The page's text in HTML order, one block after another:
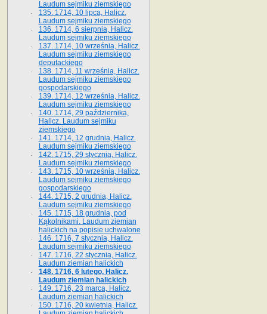
Laudum sejmiku ziemskiego
135. 1714, 10 lipca, Halicz.
Laudum sejmiku ziemskiego
136. 1714, 6 sierpnia, Halicz.
Laudum sejmiku ziemskiego
137. 1714, 10 września, Halicz.
Laudum sejmiku ziemskiego
deputackiego
138. 1714, 11 września, Halicz.
Laudum sejmiku ziemskiego
gospodarskiego
139. 1714, 12 września, Halicz.
Laudum sejmiku ziemskiego
140. 1714, 29 października,
Halicz. Laudum sejmiku
ziemskiego
141. 1714, 12 grudnia, Halicz.
Laudum sejmiku ziemskiego
142. 1715, 29 stycznia, Halicz.
Laudum sejmiku ziemskiego
143. 1715, 10 września, Halicz.
Laudum sejmiku ziemskiego
gospodarskiego
144. 1715, 2 grudnia, Halicz.
Laudum sejmiku ziemskiego
145. 1715, 18 grudnia, pod
Kąkolnikami. Laudum ziemian
halickich na popisie uchwalone
146. 1716, 7 stycznia, Halicz.
Laudum sejmiku ziemskiego
147. 1716, 22 stycznia, Halicz.
Laudum ziemian halickich
148. 1716, 6 lutego, Halicz.
Laudum ziemian halickich
149. 1716, 23 marca, Halicz.
Laudum ziemian halickich
150. 1716, 20 kwietnia, Halicz.